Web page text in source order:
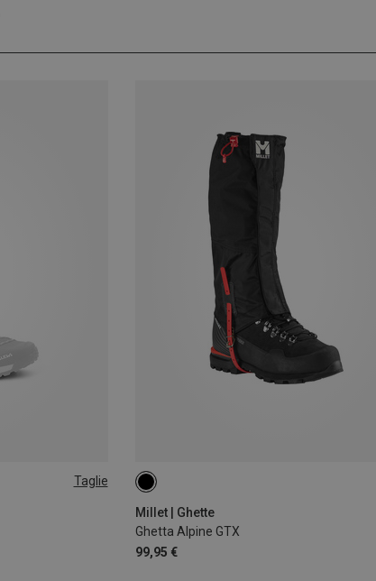
Taglie
Millet | Ghette
Ghetta Alpine GTX
99,95 €
M